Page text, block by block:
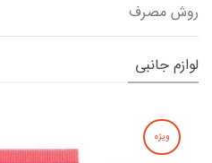
روش مصرف
لوازم جانبی
ویژه